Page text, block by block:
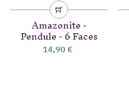
Amazonite -
Pendule - 6 Faces
14,90 €